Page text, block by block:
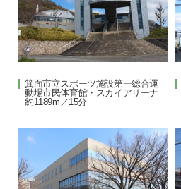
箕面市立スポーツ施設第一総合運
動場市民体育館・スカイアリーナ
約1189m／15分